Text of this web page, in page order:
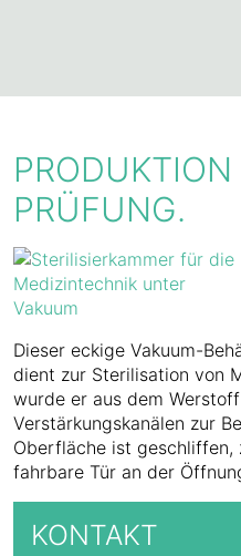
PRÜFUNG.
Dieser eckige Vakuum-
dient zur Sterilisation von
wurde er aus dem
Verstärkungskanälen zur
Oberfläche ist geschliffen,
fahrbare Tür an der
KONTAKT